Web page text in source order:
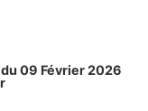
09 Février 2026